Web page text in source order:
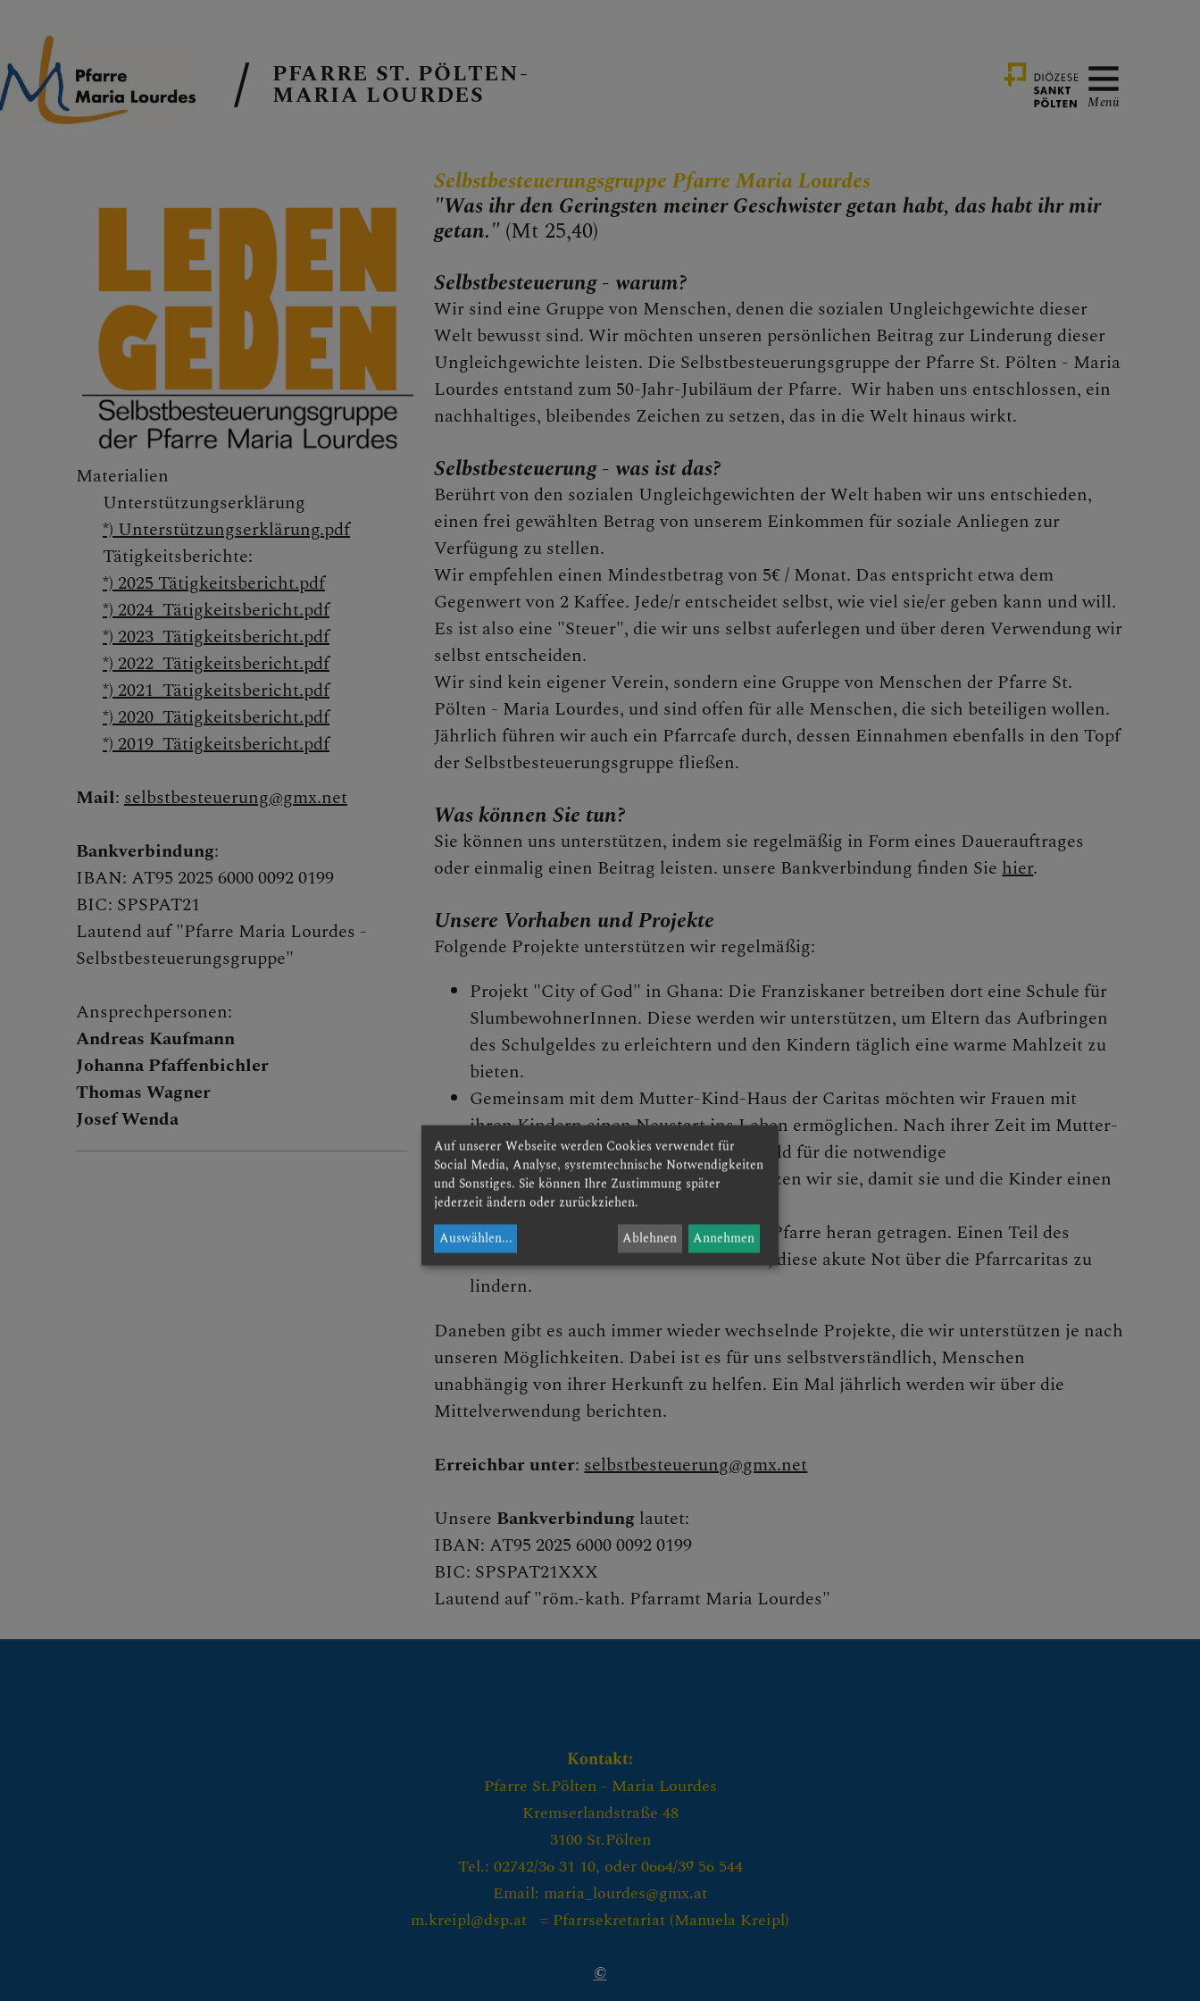
EMAIL AN DIE PFARRE
TERMINE
GALERIE
KLICKEN SIE AUF DAS "+", UM UNTERMENÜS ZU
ÖFFNEN
PFARRTEAM
GRUPPEN, RUNDEN, EVENTS, AKTIONEN
Seniorenrunde
Kinder & Jugend
Besuchskreis
Glaubensgesprächsrunde
KBW (Katholisches Bildungswerk)
Selbstbesteuerungsgruppe
Musik & Chor
GESCHICHTE DER PFARRE
CHRISTLICHES LEBEN & SAKRAMENTE
PFARRE ST. PÖLTEN-
MARIA LOURDES Menü
Materialien
Unterstützungserklärung
*) Unterstützungserklärung.pdf
Tätigkeitsberichte:
*) 2025 Tätigkeitsbericht.pdf
*) 2024_Tätigkeitsbericht.pdf
*)2023_Tätigkeitsbericht.pdf
*)2022_Tätigkeitsbericht.pdf
*)2021_Tätigkeitsbericht.pdf
*)2020_Tätigkeitsbericht.pdf
*)2019_Tätigkeitsbericht.pdf
Mail: selbstbesteuerung@gmx.net
Bankverbindung:
IBAN: AT95 2025 6000 0092 0199
BIC: SPSPAT21
Lautend auf "Pfarre Maria Lourdes -
Selbstbesteuerungsgruppe"
Ansprechpersonen:
Andreas Kaufmann
Johanna Pfaffenbichler
Thomas Wagner
Josef Wenda
Selbstbesteuerungsgruppe Pfarre Maria Lourdes
"Was ihr den Geringsten meiner Geschwister getan habt, das habt ihr mir
getan."(Mt 25,40)
Selbstbesteuerung - warum?
Wir sind eine Gruppe von Menschen, denen die sozialen Ungleichgewichte dieser
Welt bewusst sind. Wir möchten unseren persönlichen Beitrag zur Linderung dieser
Ungleichgewichte leisten. Die Selbstbesteuerungsgruppe der Pfarre St. Pölten - Maria
Lourdes entstand zum 50-Jahr-Jubiläum der Pfarre. Wir haben uns entschlossen, ein
nachhaltiges, bleibendes Zeichen zu setzen, das in die Welt hinaus wirkt.
Selbstbesteuerung - was ist das?
Berührt von den sozialen Ungleichgewichten der Welt haben wir uns entschieden,
einen frei gewählten Betrag von unserem Einkommen für soziale Anliegen zur
Verfügung zu stellen.
Wir empfehlen einen Mindestbetrag von 5€ / Monat. Das entspricht etwa dem
Gegenwert von 2 Kaffee. Jede/r entscheidet selbst, wie viel sie/er geben kann und will.
Es ist also eine "Steuer", die wir uns selbst auferlegen und über deren Verwendung wir
selbst entscheiden.
Wir sind kein eigener Verein, sondern eine Gruppe von Menschen der Pfarre St.
Pölten - Maria Lourdes, und sind offen für alle Menschen, die sich beteiligen wollen.
Jährlich führen wir auch ein Pfarrcafe durch, dessen Einnahmen ebenfalls in den Topf
der Selbstbesteuerungsgruppe fließen.
Was können Sie tun?
Sie können uns unterstützen, indem sie regelmäßig in Form eines Dauerauftrages
oder einmalig einen Beitrag leisten. unsere Bankverbindung finden Siehier.
Unsere Vorhaben und Projekte
Folgende Projekte unterstützen wir regelmäßig:
Projekt "City of God" in Ghana: Die Franziskaner betreiben dort eine Schule für
SlumbewohnerInnen. Diese werden wir unterstützen, um Eltern das Aufbringen
des Schulgeldes zu erleichtern und den Kindern täglich eine warme Mahlzeit zu
bieten.
Gemeinsam mit dem Mutter-Kind-Haus der Caritas möchten wir Frauen mit
ihren Kindern einen Neustart ins Leben ermöglichen. Nach ihrer Zeit im Mutter-
Kind-Haus fehlt den Frauen oft das Geld für die notwendige
Hausstandsgründung. Dabei unterstützen wir sie, damit sie und die Kinder einen
guten Start haben können.
Immer wieder werden Notfälle an die Pfarre heran getragen. Einen Teil des
Geldes möchten wir dafür verwenden, diese akute Not über die Pfarrcaritas zu
lindern.
Daneben gibt es auch immer wieder wechselnde Projekte, die wir unterstützen je nach
unseren Möglichkeiten. Dabei ist es für uns selbstverständlich, Menschen
unabhängig von ihrer Herkunft zu helfen. Ein Mal jährlich werden wir über die
Mittelverwendung berichten.
Erreichbar unter:selbstbesteuerung@gmx.net
Unsere Bankverbindung lautet:
IBAN: AT95 2025 6000 0092 0199
BIC: SPSPAT21XXX
Lautend auf "röm.-kath. Pfarramt Maria Lourdes"
Kontakt:
Pfarre St.Pölten - Maria Lourdes
Kremserlandstraße 48
3100 St.Pölten
Tel.: 02742/36 31 10, oder 0664/39 56 544
Email: maria_lourdes@gmx.at
m.kreipl@dsp.at = Pfarrsekretariat (Manuela Kreipl)
©
Auf unserer Webseite werden Cookies verwendet für
Social Media, Analyse, systemtechnische Notwendigkeiten
und Sonstiges. Sie können Ihre Zustimmung später
jederzeit ändern oder zurückziehen.
Auswählen... Ablehnen Annehmen